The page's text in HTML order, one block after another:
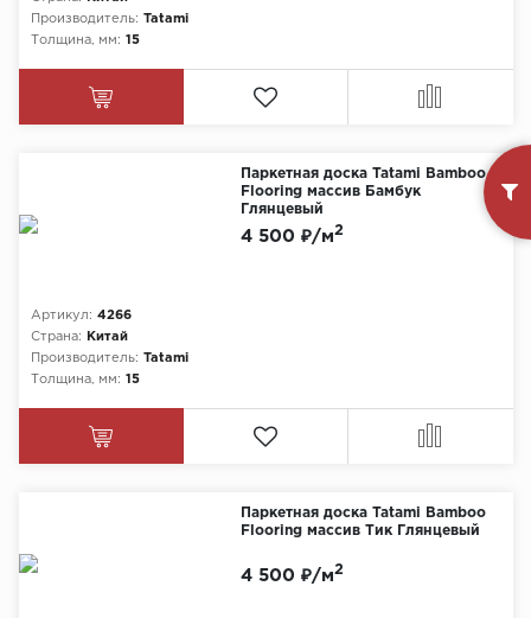
Производитель: Tatami
Толщина, мм: 15
Паркетная доска Tatami Bamboo
Flooring массив Бамбук
Глянцевый
Артикул: 4266
Страна:
Китай
Производитель: Tatami
Толщина, мм: 15
4 500 ₽/м2
Паркетная доска Tatami Bamboo
Flooring массив Тик Глянцевый
4 500 ₽/м2